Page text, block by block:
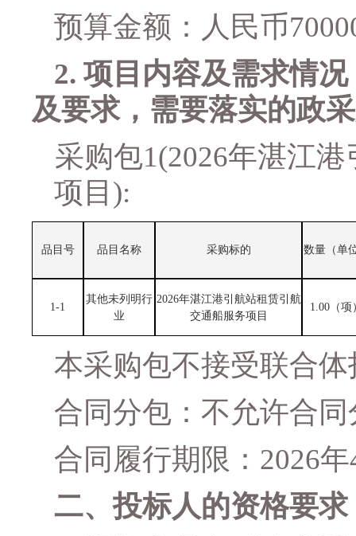
预算金额：人民币
2. 项目内容及需求情
及要求，需要落实的政
采购包1(2026年湛江
项目 ):
品目号 品目名称 采购标的 数量（单
1-1
其他未列明行
业
2026年湛江港引航站租赁引航
交通船服务项目
1.00（项
本采购包不接受联合体
合同分包：不允许合
合同履行期限： 2026
二、投标人的资格要求